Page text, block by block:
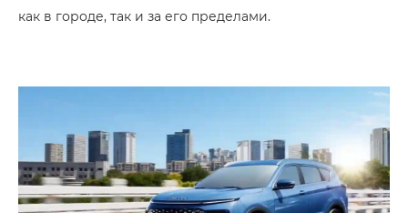
как в городе, так и за его пределами.